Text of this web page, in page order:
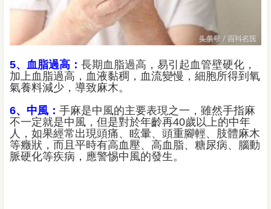
5、血脂過高： 長期血脂過高，易引起血管壁硬化，
加上血脂過高，血液黏稠，血流變慢，細胞所得到氧
氣養料減少，導致麻木。
6、中風： 手麻是中風的主要表現之一，雖然手指麻
不一定就是中風，但是對於年齡再40歲以上的中年
人，如果經常出現頭痛、眩暈、頭重腳輕、肢體麻木
等癥狀，而且平時有高血壓、高血脂、糖尿病、腦動
脈硬化等疾病，應警惕中風的發生。